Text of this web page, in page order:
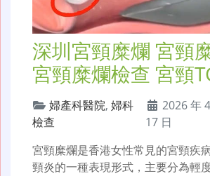
深圳宮頸糜爛 宮頸
宮頸糜爛檢查 宮頸
婦產科醫院, 婦科
檢查
2026 年
17 日
宮頸糜爛是香港女性常見的宮頸疾
頸炎的一種表現形式，主要分為